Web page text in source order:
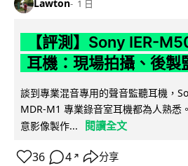
Lawton 1 日
【評測】Sony IER-
耳機：現場拍攝、後製
談到專業混音專用的聲音監聽耳機，
MDR-M1 專業錄音室耳機都為人熟悉
意影像製作...
閱讀全文
36 4 ↗ 分享